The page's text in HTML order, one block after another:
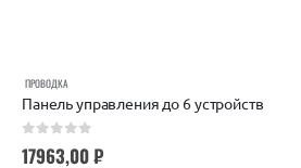
ПРОВОДКА
Панель управления до 6 устройств
17963,00₽